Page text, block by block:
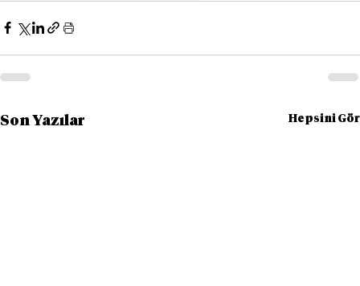
Son Yazılar Hepsini Gör